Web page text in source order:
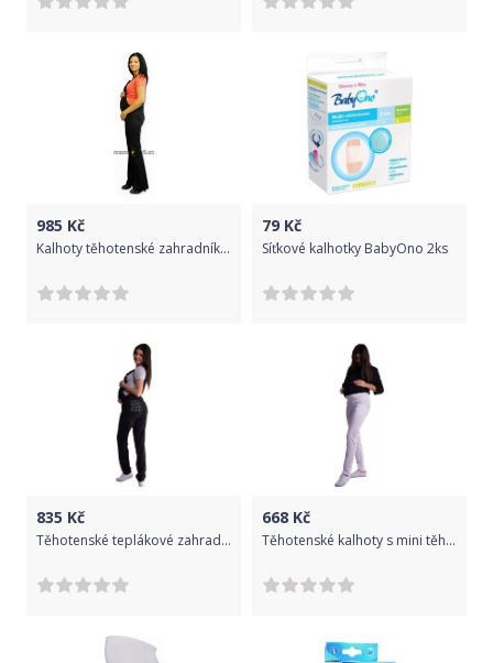
985 Kč
Kalhoty těhotenské zahradníky - ODEPÍNACÍ LACL černé velikost S
79 Kč
Síťkové kalhotky BabyOno 2ks
835 Kč
Těhotenské teplákové zahradníky - černé - L (40)
668 Kč
Těhotenské kalhoty s mini těhotenským pásem - bílé - XL (42)